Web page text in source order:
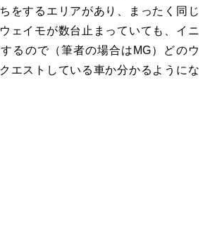
をするエリアがあり、まったく同じ
ェイモが数台止まっていても、イニ
るので（筆者の場合はMG）どのウ
エストしている車か分かるようにな